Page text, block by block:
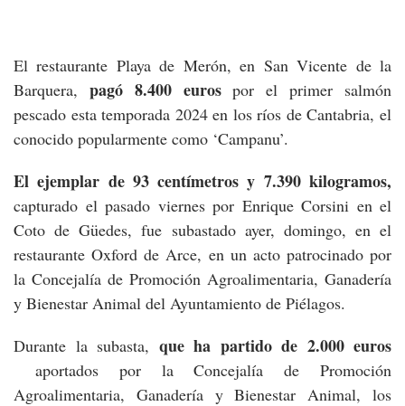
El restaurante Playa de Merón, en San Vicente de la
Barquera, pagó 8.400 eurospor el primer salmón
pescado esta temporada 2024 en los ríos de Cantabria, el
conocido popularmente como ‘Campanu’.
El ejemplar de 93 centímetros y 7.390 kilogramos,
capturado el pasado viernes por Enrique Corsini en el
Coto de Güedes, fue subastado ayer, domingo, en el
restaurante Oxford de Arce, en un acto patrocinado por
la Concejalía de Promoción Agroalimentaria, Ganadería
y Bienestar Animal del Ayuntamiento de Piélagos.
Durante la subasta, que ha partido de 2.000 euros
aportados por la Concejalía de Promoción
Agroalimentaria, Ganadería y Bienestar Animal, los